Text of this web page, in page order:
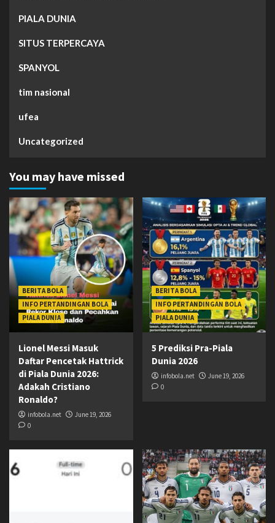
PIALA DUNIA
SITUS TERPERCAYA
SPANYOL
tim nasional
ufea
Uncategorized
You may have missed
BERITA BOLA
INFO PERTANDINGAN BOLA
PIALA DUNIA
Lionel Messi Masuk
Daftar Pencetak Hattrick
di Piala Dunia 2026:
Adakah Cristiano
Ronaldo?
infobola.net
June 19, 2026
0
BERITA BOLA
INFO PERTANDINGAN BOLA
PIALA DUNIA
5 Prediksi Pra-Piala
Dunia 2026
infobola.net
June 19, 2026
0